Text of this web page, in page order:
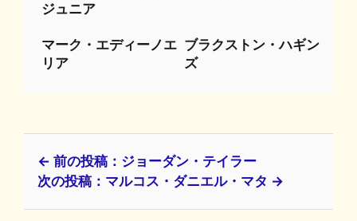
ジュニア
マーク・エディーノエ
リア
ブラクストン・ハギン
ズ
← 前の投稿：ジョーダン・テイラー
次の投稿：マルコス・ダニエル・マタ →